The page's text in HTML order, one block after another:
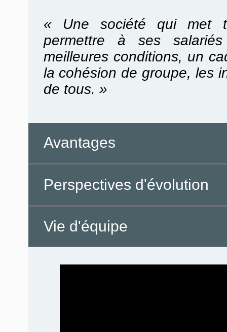
« Une société qui met
permettre à ses
meilleures conditions, un
la cohésion de groupe, les
de tous. »
Avantages
Perspectives d'évolution
Vie d'équipe